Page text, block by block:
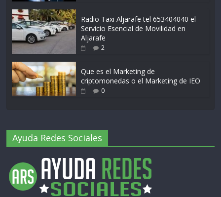
Radio Taxi Aljarafe tel 653404040 el
Servicio Esencial de Movilidad en
Aljarafe
2
Que es el Marketing de
criptomonedas o el Marketing de IEO
0
Ayuda Redes Sociales